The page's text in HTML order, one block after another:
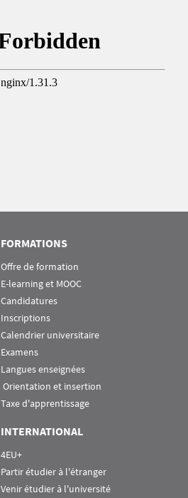
FORMATIONS
Offre de formation
E-learning et MOOC
Candidatures
Inscriptions
Calendrier universitaire
Examens
Langues enseignées
Orientation et insertion
Taxe d'apprentissage
INTERNATIONAL
4EU+
Partir étudier à l'étranger
Venir étudier à l'université